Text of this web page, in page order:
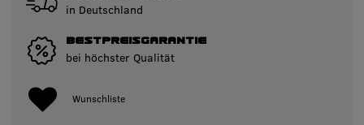
in Deutschland
BESTPREISGARANTIE
bei höchster Qualität
Wunschliste